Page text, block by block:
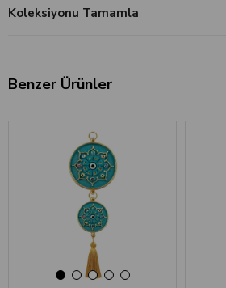
Koleksiyonu Tamamla
Benzer Ürünler